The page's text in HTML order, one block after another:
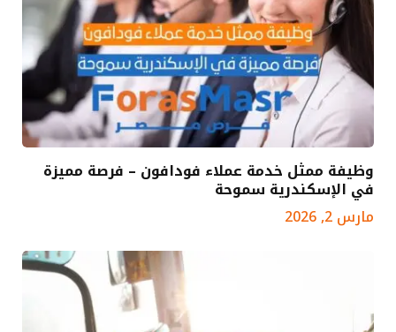
وظيفة ممثل خدمة عملاء فودافون – فرصة مميزة
في الإسكندرية سموحة
مارس 2, 2026